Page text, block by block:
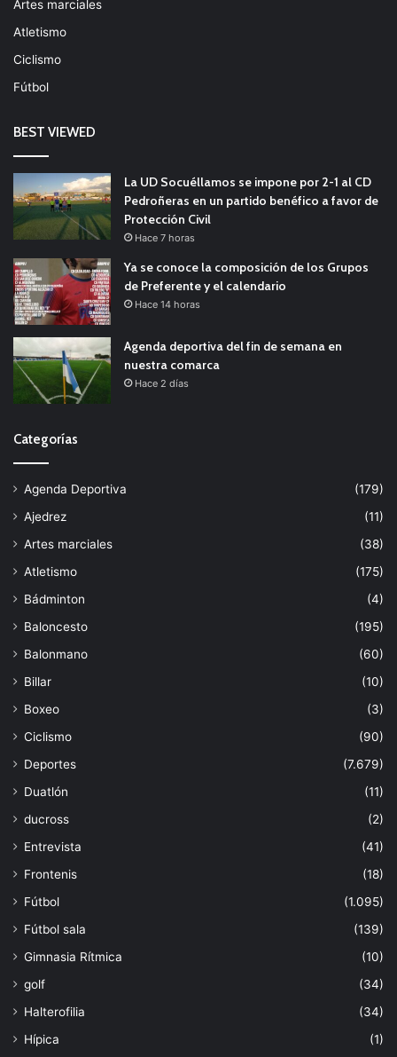
Artes marciales
Atletismo
Ciclismo
Fútbol
BEST VIEWED
La UD Socuéllamos se impone por 2-1 al CD
Pedroñeras en un partido benéfico a favor de
Protección Civil
Hace 7 horas
Ya se conoce la composición de los Grupos
de Preferente y el calendario
Hace 14 horas
Agenda deportiva del fin de semana en
nuestra comarca
Hace 2 días
Categorías
Agenda Deportiva
(179)
Ajedrez
(11)
Artes marciales
(38)
Atletismo
(175)
Bádminton
(4)
Baloncesto
(195)
Balonmano
(60)
Billar
(10)
Boxeo
(3)
Ciclismo
(90)
Deportes
(7.679)
Duatlón
(11)
ducross
(2)
Entrevista
(41)
Frontenis
(18)
Fútbol
(1.095)
Fútbol sala
(139)
Gimnasia Rítmica
(10)
golf
(34)
Halterofilia
(34)
Hípica
(1)